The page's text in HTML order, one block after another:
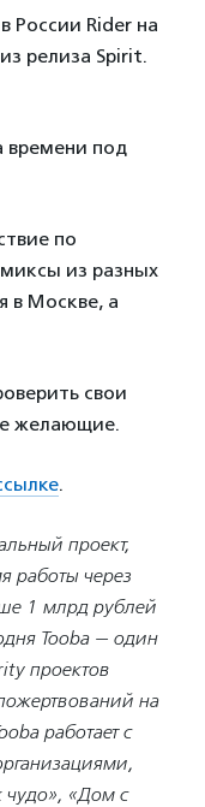
России Rider на
релиза Spirit.
под
по
из разных
в Москве, а
свои
желающие.
.
проект,
работы через
1 млрд рублей
Tooba — один
проектов
на
работает с
«Дом с